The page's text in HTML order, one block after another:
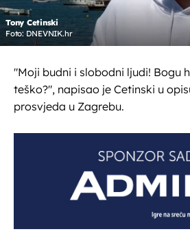
Tony Cetinski
Foto: DNEVNIK.hr
"Moji budni i slobodni ljudi! Bogu
teško?", napisao je Cetinski u
prosvjeda u Zagrebu.